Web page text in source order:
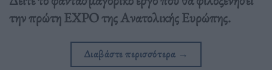
την πρώτη EXPO της Ανατολικής Ευρώπης.
Διαβάστε περισσότερα →